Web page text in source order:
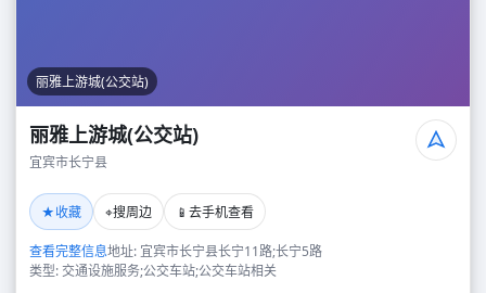
丽雅上游城(公交站)
丽雅上游城(公交站)
宜宾市长宁县
★收藏 ⌖搜周边 📱 去手机查看
查看完整信息地址: 宜宾市长宁县长宁11路;长宁5路
类型: 交通设施服务;公交车站;公交车站相关